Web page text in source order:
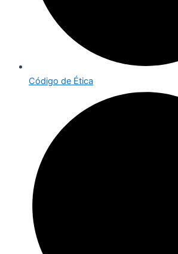
Código de Ética